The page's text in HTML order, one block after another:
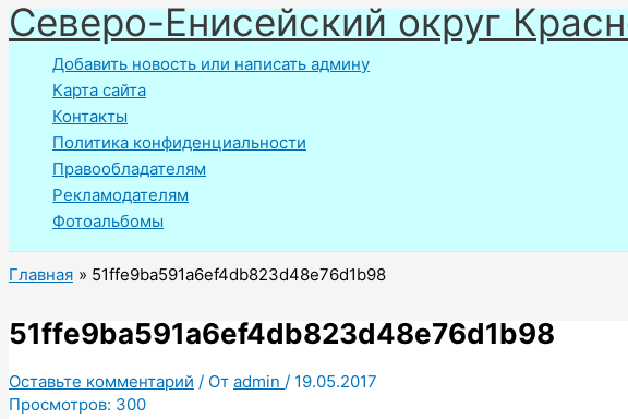
Перейти
к
содержимому
Северо-Енисейский округ
Добавить новость или написать админу
Карта сайта
Контакты
Политика конфиденциальности
Правообладателям
Рекламодателям
Фотоальбомы
Главная 51ffe9ba591a6ef4db823d48e76d1b98
51ffe9ba591a6ef4db823d48e76d1b98
Оставьте комментарий / От admin / 19.05.2017
Просмотров: 300